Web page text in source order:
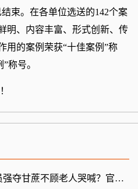
束。在各单位选送的142个案
明、内容丰富、形式创新、传
用的案例荣获“十佳案例”称
称号。
南通市容管理人员强夺甘蔗不顾老人哭喊？官方启动调查